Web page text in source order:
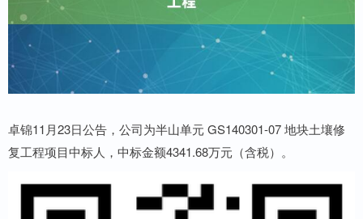
卓锦11月23日公告，公司为半山单元 GS140301-07 地块土壤修
复工程项目中标人，中标金额4341.68万元（含税）。